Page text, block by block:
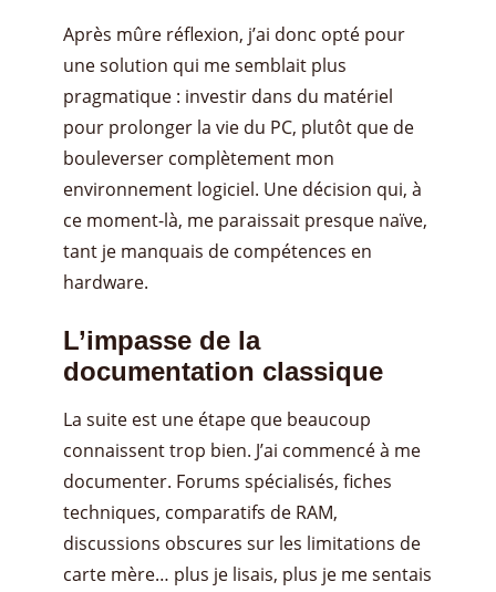
Après mûre réflexion, j’ai donc opté pour
une solution qui me semblait plus
pragmatique : investir dans du matériel
pour prolonger la vie du PC, plutôt que de
bouleverser complètement mon
environnement logiciel. Une décision qui, à
ce moment-là, me paraissait presque naïve,
tant je manquais de compétences en
hardware.
L’impasse de la
documentation classique
La suite est une étape que beaucoup
connaissent trop bien. J’ai commencé à me
documenter. Forums spécialisés, fiches
techniques, comparatifs de RAM,
discussions obscures sur les limitations de
carte mère… plus je lisais, plus je me sentais